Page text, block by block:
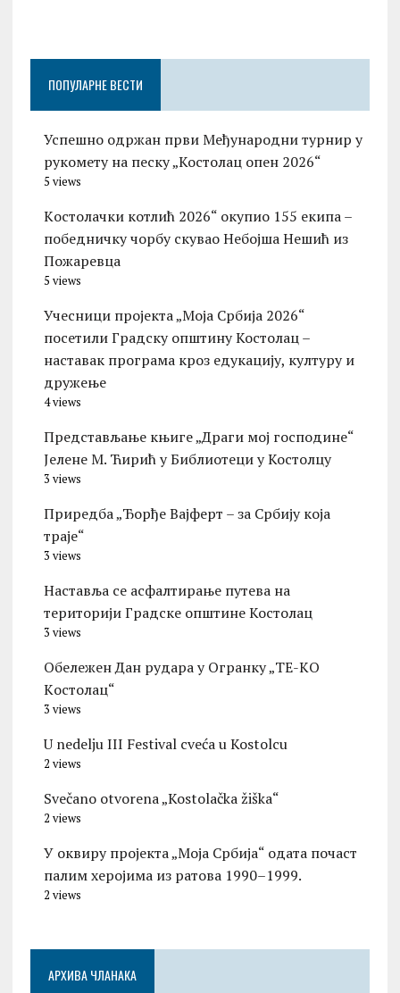
ПОПУЛАРНЕ ВЕСТИ
Успешно одржан први Међународни турнир у
рукомету на песку „Костолац опен 2026“
5 views
Kостолачки котлић 2026“ окупио 155 екипа –
победничку чорбу скувао Небојша Нешић из
Пожаревца
5 views
Учесници пројекта „Моја Србија 2026“
посетили Градску општину Костолац –
наставак програма кроз едукацију, културу и
дружење
4 views
Представљање књиге „Драги мој господине“
Јелене М. Ћирић у Библиотеци у Костолцу
3 views
Приредба „Ђорђе Вајферт – за Србију која
траје“
3 views
Наставља се асфалтирање путева на
територији Градске општине Костолац
3 views
Обележен Дан рудара у Огранку „ТЕ-KО
Kостолац“
3 views
U nedelju III Festival cveća u Kostolcu
2 views
Svečano otvorena „Kostolačka žiška“
2 views
У оквиру пројекта „Моја Србија“ одата почаст
палим херојима из ратова 1990–1999.
2 views
АРХИВА ЧЛАНАКА